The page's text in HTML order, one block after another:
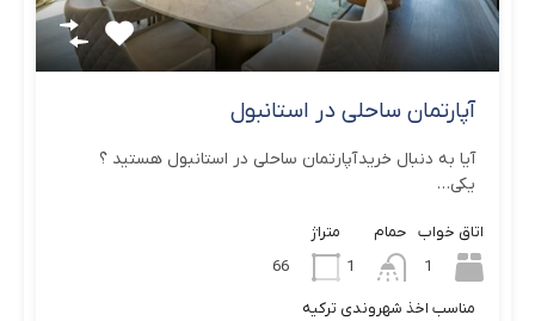
آپارتمان ساحلی در استانبول
آیا به دنبال خرید آپارتمان ساحلی در استانبول هستید ؟
یکی…
اتاق خواب
1
حمام
1
متراژ
66
مناسب اخذ شهروندی ترکیه